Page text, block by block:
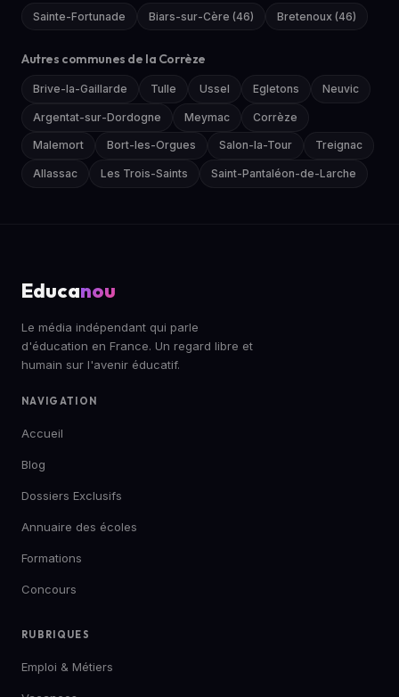
Sainte-Fortunade Biars-sur-Cère (46) Bretenoux (46)
Autres communes de la Corrèze
Brive-la-Gaillarde Tulle Ussel Egletons Neuvic
Argentat-sur-Dordogne Meymac Corrèze
Malemort Bort-les-Orgues Salon-la-Tour Treignac
Allassac Les Trois-Saints Saint-Pantaléon-de-Larche
Educanou
Le média indépendant qui parle
d'éducation en France. Un regard libre et
humain sur l'avenir éducatif.
NAVIGATION
Accueil
Blog
Dossiers Exclusifs
Annuaire des écoles
Formations
Concours
RUBRIQUES
Emploi & Métiers